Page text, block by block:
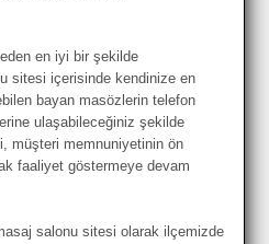
en iyi bir şekilde
sitesi içerisinde kendinize en
bayan masözlerin telefon
ulaşabileceğiniz şekilde
müşteri memnuniyetinin ön
faaliyet göstermeye devam
salonu sitesi olarak ilçemizde